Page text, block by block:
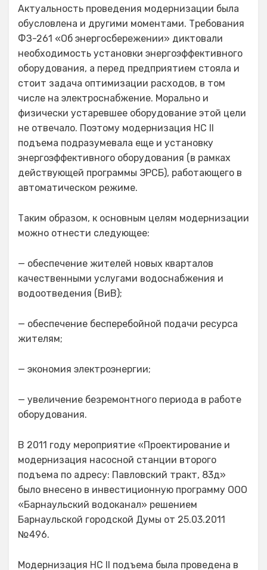
Актуальность проведения модернизации была
обусловлена и другими моментами. Требования
ФЗ-261 «Об энергосбережении» диктовали
необходимость установки энергоэффективного
оборудования, а перед предприятием стояла и
стоит задача оптимизации расходов, в том
числе на электроснабжение. Морально и
физически устаревшее оборудование этой цели
не отвечало. Поэтому модернизация НС II
подъема подразумевала еще и установку
энергоэффективного оборудования (в рамках
действующей программы ЭРСБ), работающего в
автоматическом режиме.
Таким образом, к основным целям модернизации
можно отнести следующее:
— обеспечение жителей новых кварталов
качественными услугами водоснабжения и
водоотведения (ВиВ);
— обеспечение бесперебойной подачи ресурса
жителям;
— экономия электроэнергии;
— увеличение безремонтного периода в работе
оборудования.
В 2011 году мероприятие «Проектирование и
модернизация насосной станции второго
подъема по адресу: Павловский тракт, 83д»
было внесено в инвестиционную программу ООО
«Барнаульский водоканал» решением
Барнаульской городской Думы от 25.03.2011
№496.
Модернизация НС II подъема была проведена в